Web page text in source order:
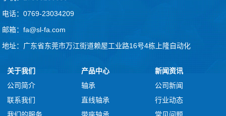
电话：0769-23034209
邮箱：fa@sl-fa.com
地址：广东省东莞市万江街道赖屋工业路16号4栋上隆自动化
关于我们
公司简介
联系我们
产品中心
轴承
直线轴承
新闻资讯
公司新闻
行业动态